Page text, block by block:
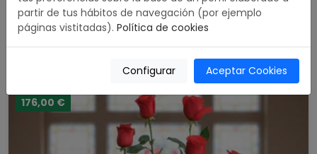
Corona Premium Rosas Rojas
5.00 / 5
Comprar
176,00 €
partir de tus hábitos de navegación (por ejemplo
páginas vistitadas). Política de cookies
Configurar Aceptar Cookies